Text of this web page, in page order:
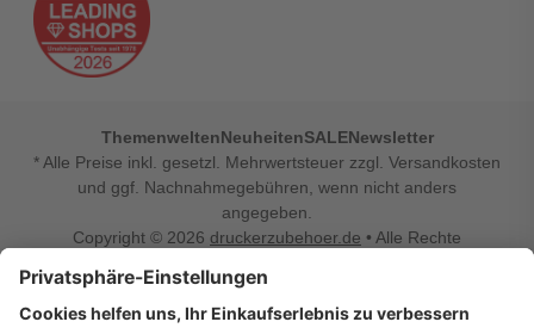
ThemenweltenNeuheitenSALENewsletter
* Alle Preise inkl. gesetzl. Mehrwertsteuer zzgl. Versandkosten
und ggf. Nachnahmegebühren, wenn nicht anders
angegeben.
Copyright © 2026 druckerzubehoer.de • Alle Rechte
Vertrag widerrufen